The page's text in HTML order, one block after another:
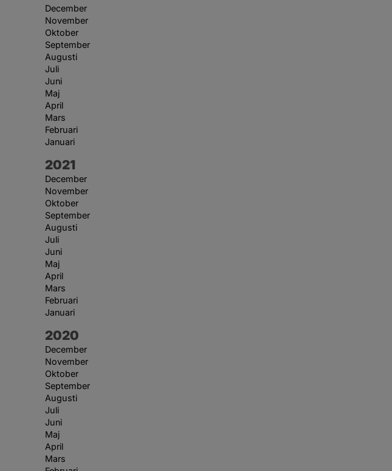
December
November
Oktober
September
Augusti
Juli
Juni
Maj
April
Mars
Februari
Januari
År:
2021
December
November
Oktober
September
Augusti
Juli
Juni
Maj
April
Mars
Februari
Januari
År:
2020
December
November
Oktober
September
Augusti
Juli
Juni
Maj
April
Mars